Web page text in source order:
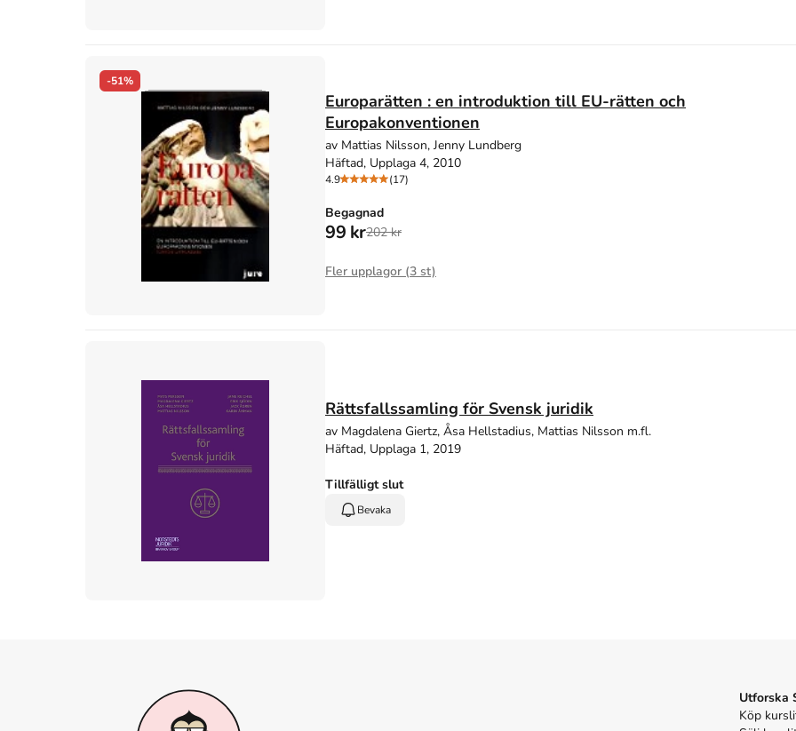
-51%
Europarätten : en introduktion till EU-rätten och
Europakonventionen
av Mattias Nilsson, Jenny Lundberg
Häftad, Upplaga 4, 2010
4.9 (17)
Begagnad
99 kr202 kr
Fler upplagor (3 st)
Rättsfallssamling för Svensk juridik
av Magdalena Giertz, Åsa Hellstadius, Mattias Nilsson m.fl.
Häftad, Upplaga 1, 2019
Tillfälligt slut
Bevaka
Utforska
Köp